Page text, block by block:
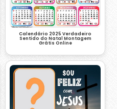
Calendário 2025 Verdadeiro
Sentido do Natal Montagem
Grátis Online